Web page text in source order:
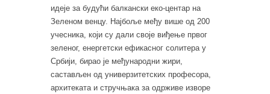
идеје за будући балкански еко-центар на
Зеленом венцу. Најбоље међу више од 200
учесника, који су дали своје виђење првог
зеленог, енергетски ефикасног солитера у
Србији, бирао је међународни жири,
састављен од универзитетских професора,
архитеката и стручњака за одрживе изворе